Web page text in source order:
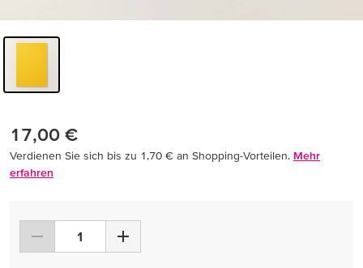
17,00 €
Verdienen Sie sich bis zu 1,70 € an Shopping-Vorteilen. Mehr
erfahren